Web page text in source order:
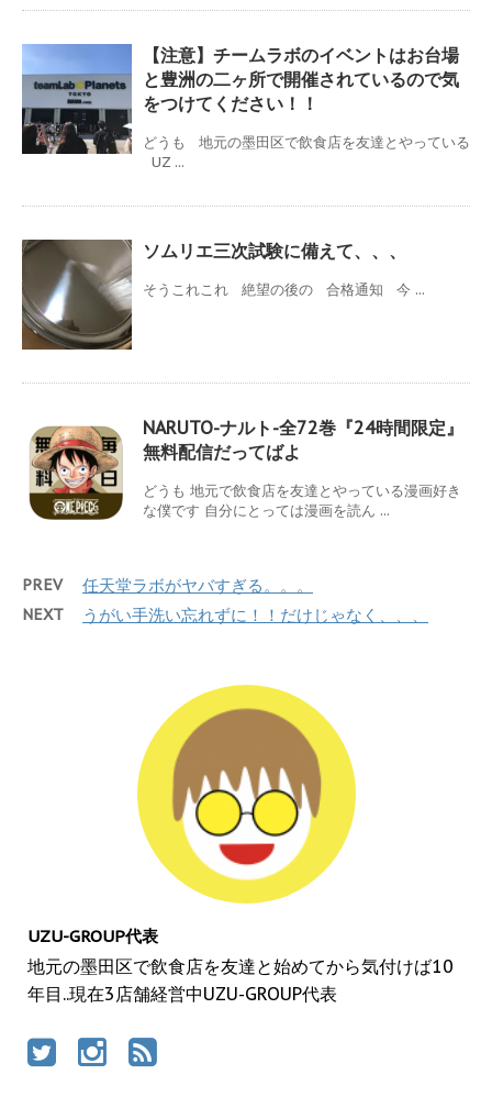
【注意】チームラボのイベントはお台場
と豊洲の二ヶ所で開催されているので気
をつけてください！！
どうも 地元の墨田区で飲食店を友達とやっている
UZ ...
ソムリエ三次試験に備えて、、、
そうこれこれ 絶望の後の 合格通知 今 ...
NARUTO-ナルト-全72巻『24時間限定』
無料配信だってばよ
どうも 地元で飲食店を友達とやっている漫画好き
な僕です 自分にとっては漫画を読ん ...
PREV 任天堂ラボがヤバすぎる。。。
NEXT うがい手洗い忘れずに！！だけじゃなく、、、
UZU-GROUP代表
地元の墨田区で飲食店を友達と始めてから気付けば10
年目..現在3店舗経営中UZU-GROUP代表